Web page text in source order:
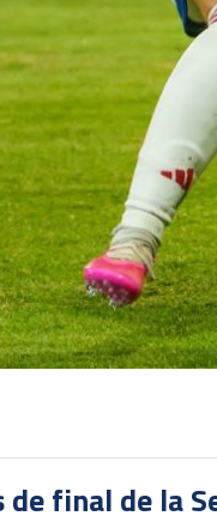
final de la